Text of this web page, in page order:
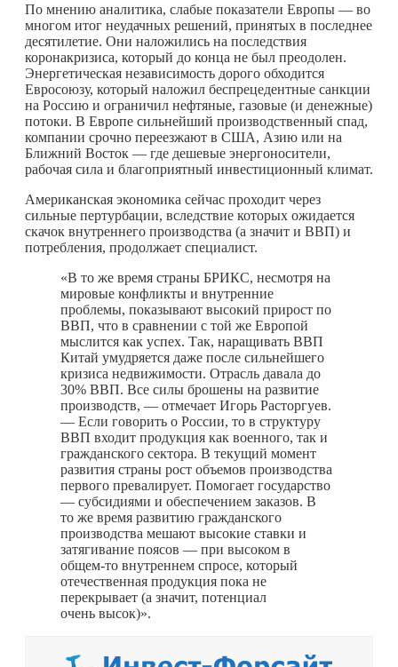
По мнению аналитика, слабые показатели Европы — во
многом итог неудачных решений, принятых в последнее
десятилетие. Они наложились на последствия
коронакризиса, который до конца не был преодолен.
Энергетическая независимость дорого обходится
Евросоюзу, который наложил беспрецедентные санкции
на Россию и ограничил нефтяные, газовые (и денежные)
потоки. В Европе сильнейший производственный спад,
компании срочно переезжают в США, Азию или на
Ближний Восток — где дешевые энергоносители,
рабочая сила и благоприятный инвестиционный климат.
Американская экономика сейчас проходит через
сильные пертурбации, вследствие которых ожидается
скачок внутреннего производства (а значит и ВВП) и
потребления, продолжает специалист.
«В то же время страны БРИКС, несмотря на
мировые конфликты и внутренние
проблемы, показывают высокий прирост по
ВВП, что в сравнении с той же Европой
мыслится как успех. Так, наращивать ВВП
Китай умудряется даже после сильнейшего
кризиса недвижимости. Отрасль давала до
30% ВВП. Все силы брошены на развитие
производств, — отмечает Игорь Расторгуев.
— Если говорить о России, то в структуру
ВВП входит продукция как военного, так и
гражданского сектора. В текущий момент
развития страны рост объемов производства
первого превалирует. Помогает государство
— субсидиями и обеспечением заказов. В
то же время развитию гражданского
производства мешают высокие ставки и
затягивание поясов — при высоком в
общем-то внутреннем спросе, который
отечественная продукция пока не
перекрывает (а значит, потенциал
очень высок)».